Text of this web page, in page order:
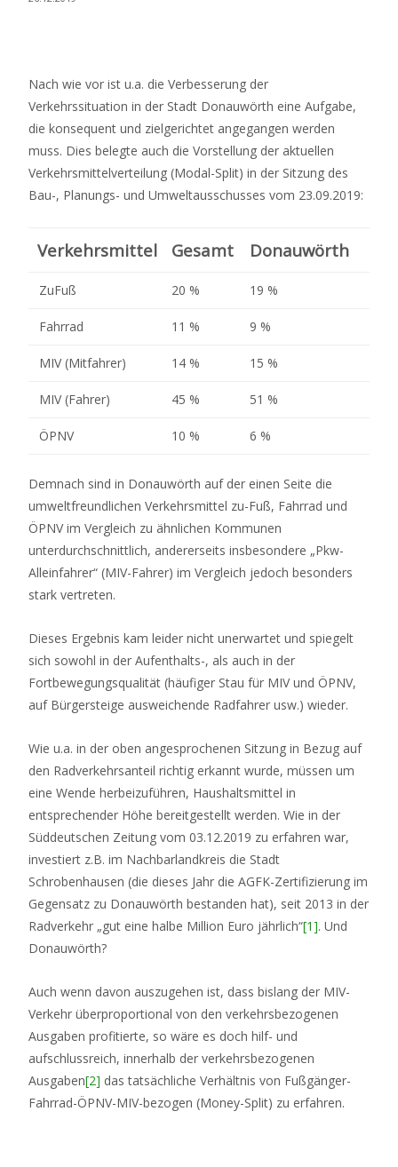
Nach wie vor ist u.a. die Verbesserung der
Verkehrssituation in der Stadt Donauwörth eine Aufgabe,
die konsequent und zielgerichtet angegangen werden
muss. Dies belegte auch die Vorstellung der aktuellen
Verkehrsmittelverteilung (Modal-Split) in der Sitzung des
Bau-, Planungs- und Umweltausschusses vom 23.09.2019:
Verkehrsmittel Gesamt Donauwörth
ZuFuß 20 % 19 %
Fahrrad 11 % 9 %
MIV (Mitfahrer) 14 % 15 %
MIV (Fahrer) 45 % 51 %
ÖPNV 10 % 6 %
Demnach sind in Donauwörth auf der einen Seite die
umweltfreundlichen Verkehrsmittel zu-Fuß, Fahrrad und
ÖPNV im Vergleich zu ähnlichen Kommunen
unterdurchschnittlich, andererseits insbesondere „Pkw-
Alleinfahrer“ (MIV-Fahrer) im Vergleich jedoch besonders
stark vertreten.
Dieses Ergebnis kam leider nicht unerwartet und spiegelt
sich sowohl in der Aufenthalts-, als auch in der
Fortbewegungsqualität (häufiger Stau für MIV und ÖPNV,
auf Bürgersteige ausweichende Radfahrer usw.) wieder.
Wie u.a. in der oben angesprochenen Sitzung in Bezug auf
den Radverkehrsanteil richtig erkannt wurde, müssen um
eine Wende herbeizuführen, Haushaltsmittel in
entsprechender Höhe bereitgestellt werden. Wie in der
Süddeutschen Zeitung vom 03.12.2019 zu erfahren war,
investiert z.B. im Nachbarlandkreis die Stadt
Schrobenhausen (die dieses Jahr die AGFK-Zertifizierung im
Gegensatz zu Donauwörth bestanden hat), seit 2013 in der
Radverkehr „gut eine halbe Million Euro jährlich“[1]. Und
Donauwörth?
Auch wenn davon auszugehen ist, dass bislang der MIV-
Verkehr überproportional von den verkehrsbezogenen
Ausgaben profitierte, so wäre es doch hilf- und
aufschlussreich, innerhalb der verkehrsbezogenen
Ausgaben[2] das tatsächliche Verhältnis von Fußgänger-
Fahrrad-ÖPNV-MIV-bezogen (Money-Split) zu erfahren.